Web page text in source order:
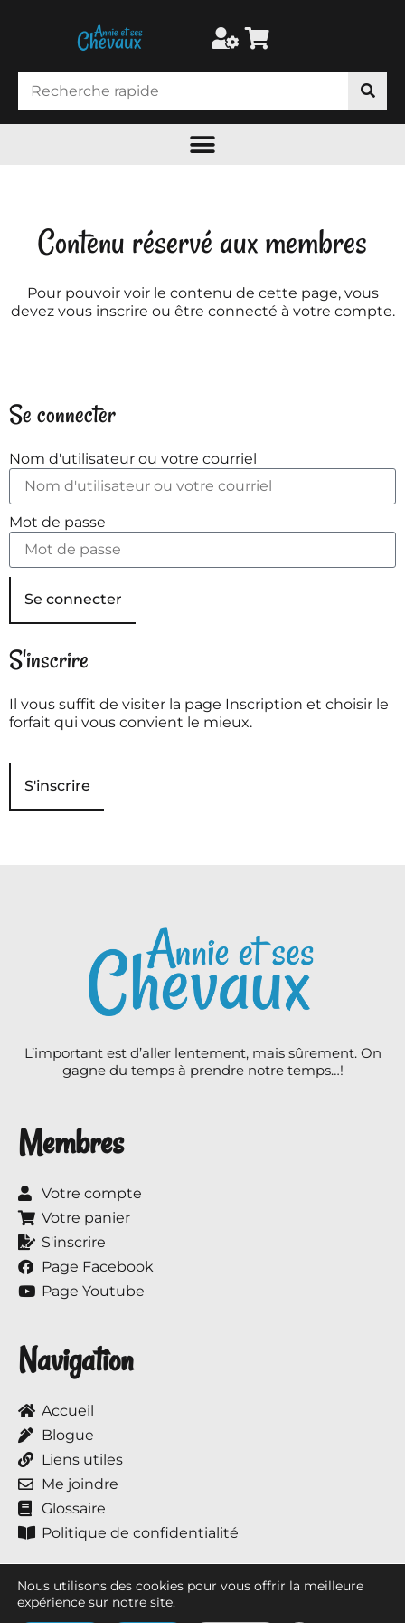
Contenu réservé aux membres
Pour pouvoir voir le contenu de cette page, vous
devez vous inscrire ou être connecté à votre compte.
Se connecter
Nom d'utilisateur ou votre courriel
Mot de passe
Se connecter
S'inscrire
Il vous suffit de visiter la page Inscription et choisir le
forfait qui vous convient le mieux.
S'inscrire
L’important est d’aller lentement, mais sûrement. On
gagne du temps à prendre notre temps…!
Membres
Votre compte
Votre panier
S'inscrire
Page Facebook
Page Youtube
Navigation
Accueil
Blogue
Liens utiles
Me joindre
Glossaire
Politique de confidentialité
Nous utilisons des cookies pour vous offrir la meilleure
expérience sur notre site.